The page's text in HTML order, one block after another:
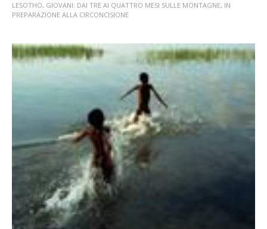
LESOTHO, GIOVANI: DAI TRE AI QUATTRO MESI SULLE MONTAGNE, IN
PREPARAZIONE ALLA CIRCONCISIONE